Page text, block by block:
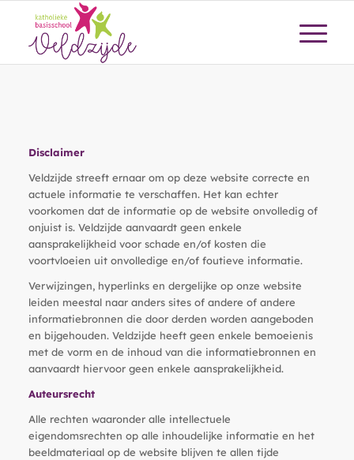
Disclaimer
Veldzijde streeft ernaar om op deze website correcte en
actuele informatie te verschaffen. Het kan echter
voorkomen dat de informatie op de website onvolledig of
onjuist is. Veldzijde aanvaardt geen enkele
aansprakelijkheid voor schade en/of kosten die
voortvloeien uit onvolledige en/of foutieve informatie.
Verwijzingen, hyperlinks en dergelijke op onze website
leiden meestal naar anders sites of andere of andere
informatiebronnen die door derden worden aangeboden
en bijgehouden. Veldzijde heeft geen enkele bemoeienis
met de vorm en de inhoud van die informatiebronnen en
aanvaardt hiervoor geen enkele aansprakelijkheid.
Auteursrecht
Alle rechten waaronder alle intellectuele
eigendomsrechten op alle inhoudelijke informatie en het
beeldmateriaal op de website blijven te allen tijde